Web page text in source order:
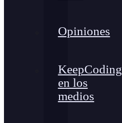
Opiniones
KeepCoding
en los
medios